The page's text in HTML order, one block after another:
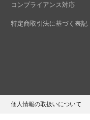
コンプライアンス対応
特定商取引法に基づく表記
個人情報の取扱いについて